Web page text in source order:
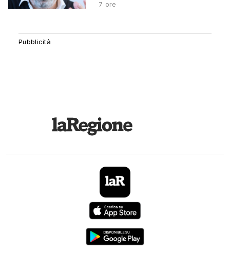
7 ore